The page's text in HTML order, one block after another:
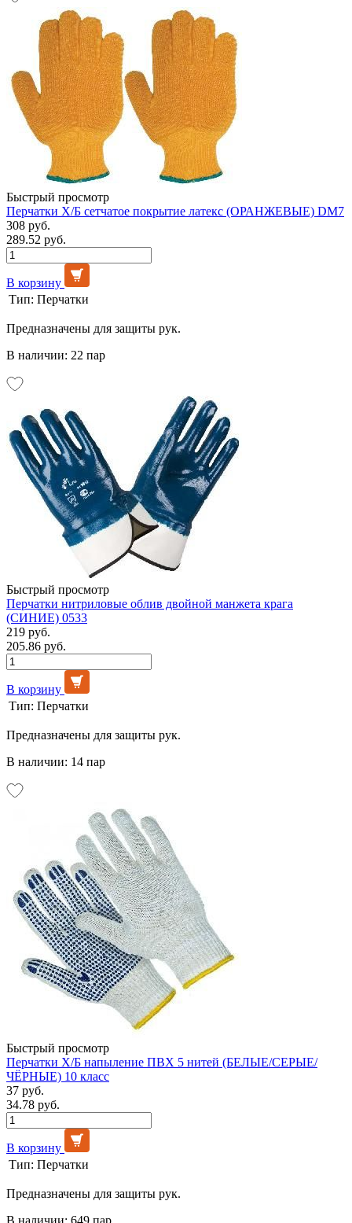
Быстрый просмотр
Перчатки Х/Б сетчатое покрытие латекс (ОРАНЖЕВЫЕ) DM7
308 руб.
289.52 руб.
В корзину
Тип: Перчатки
Предназначены для защиты рук.
В наличии: 22 пар
Быстрый просмотр
Перчатки нитриловые облив двойной манжета крага
(СИНИЕ) 0533
219 руб.
205.86 руб.
В корзину
Тип: Перчатки
Предназначены для защиты рук.
В наличии: 14 пар
Быстрый просмотр
Перчатки Х/Б напыление ПВХ 5 нитей (БЕЛЫЕ/СЕРЫЕ/
ЧЁРНЫЕ) 10 класс
37 руб.
34.78 руб.
В корзину
Тип: Перчатки
Предназначены для защиты рук.
В наличии: 649 пар